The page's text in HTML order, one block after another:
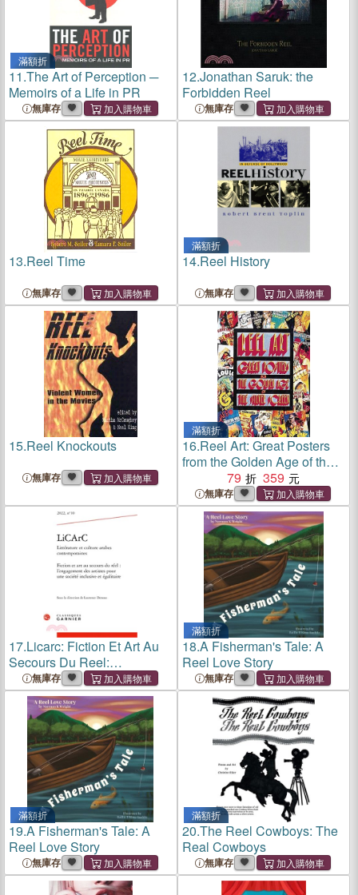
滿額折
11.The Art of Perception ─
Memoirs of a Life in PR
無庫存
12.Jonathan Saruk: the
Forbidden Reel
無庫存
13.Reel Time
無庫存
滿額折
14.Reel History
無庫存
15.Reel Knockouts
無庫存
滿額折
16.Reel Art: Great Posters
from the Golden Age of the
Silver Screen
79 359
無庫存
17.Licarc: Fiction Et Art Au
Secours Du Reel:
l'Engagement Des Artistes
Pour Une Societe Inclusive
Et Egalitaire
無庫存
滿額折
18.A Fisherman's Tale: A
Reel Love Story
無庫存
滿額折
19.A Fisherman's Tale: A
Reel Love Story
無庫存
滿額折
20.The Reel Cowboys: The
Real Cowboys
無庫存